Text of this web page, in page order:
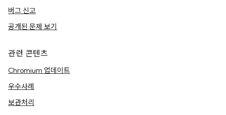
버그 신고
공개된 문제 보기
관련 콘텐츠
Chromium 업데이트
우수사례
보관처리